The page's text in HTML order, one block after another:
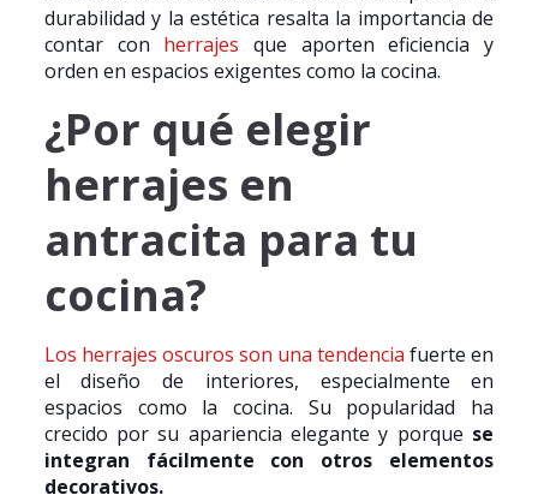
durabilidad y la estética resalta la importancia de
contar con herrajes que aporten eficiencia y
orden en espacios exigentes como la cocina.
¿Por qué elegir
herrajes en
antracita para tu
cocina?
Los herrajes oscuros son una tendencia fuerte en
el diseño de interiores, especialmente en
espacios como la cocina. Su popularidad ha
crecido por su apariencia elegante y porque se
integran fácilmente con otros elementos
decorativos.